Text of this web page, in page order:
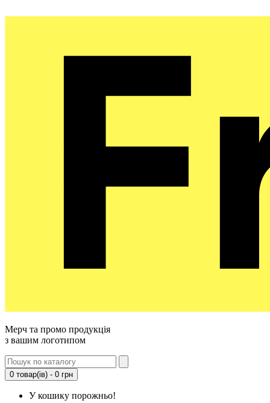
Мерч та промо продукція
з вашим логотипом
0 товар(ів) - 0 грн
У кошику порожньо!